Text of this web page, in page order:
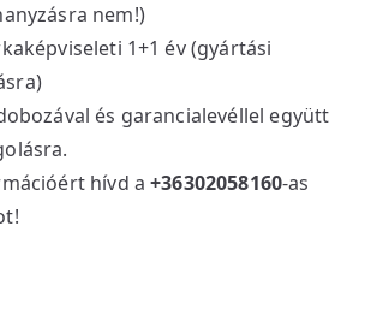
nem!)
1+1 év (gyártási
és garancialevéllel együtt
hívd a+36302058160-as